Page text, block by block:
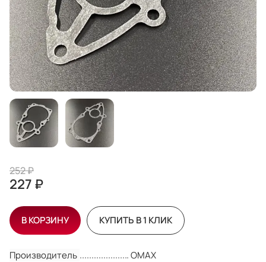
Производитель OMAX
252 ₽
227 ₽
В КОРЗИНУ КУПИТЬ В 1 КЛИК